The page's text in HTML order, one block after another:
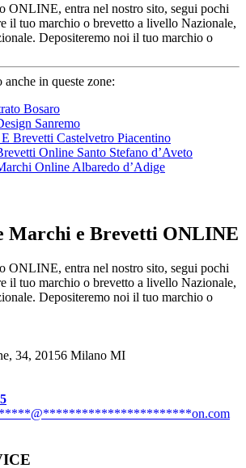
ONLINE, entra nel nostro sito, segui pochi
il tuo marchio o brevetto a livello Nazionale,
Depositeremo noi il tuo marchio o
in queste zone:
Bosaro
Sanremo
Brevetti Castelvetro Piacentino
Online Santo Stefano d’Aveto
Online Albaredo d’Adige
Marchi e Brevetti ONLINE
ONLINE, entra nel nostro sito, segui pochi
il tuo marchio o brevetto a livello Nazionale,
Depositeremo noi il tuo marchio o
34, 20156 Milano MI
@***********************on.com